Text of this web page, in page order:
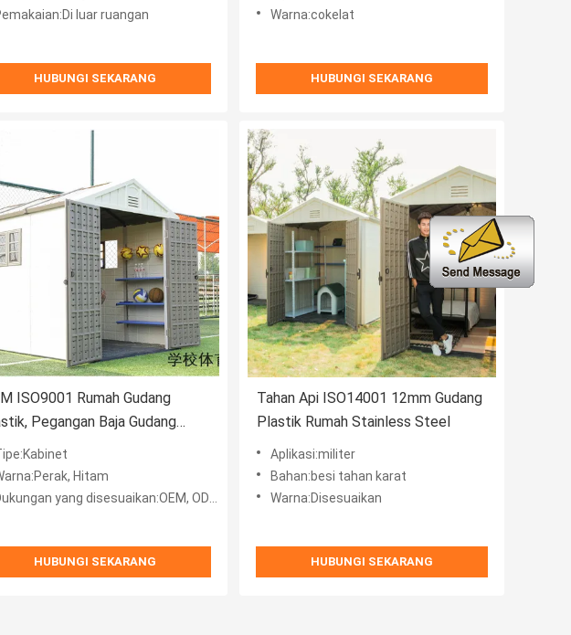
luar ruangan
HUBUNGI SEKARANG
Warna:cokelat
HUBUNGI SEKARANG
ISO9001 Rumah Gudang
Pegangan Baja Gudang
Plastik Luar Ruangan
Hitam
yang disesuaikan:OEM, ODM, OBM
HUBUNGI SEKARANG
Tahan Api ISO14001 12mm Gudang
Plastik Rumah Stainless Steel
Aplikasi:militer
Bahan:besi tahan karat
Warna:Disesuaikan
HUBUNGI SEKARANG